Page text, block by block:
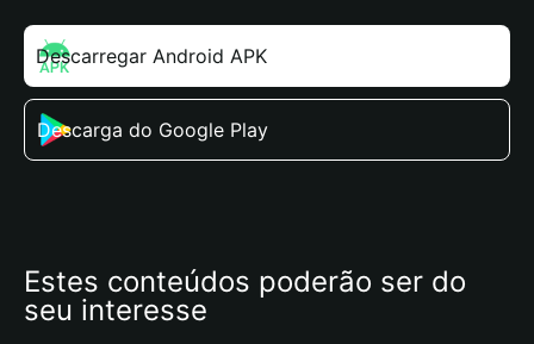
Descarregar Android APK
Descarga do Google Play
Estes conteúdos poderão ser do
seu interesse